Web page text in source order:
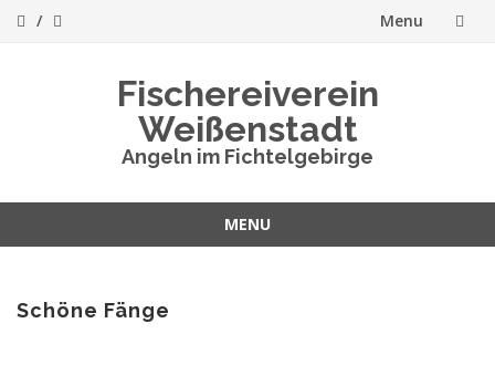
Menu
Fischereiverein
Weißenstadt
Angeln im Fichtelgebirge
MENU
content
Schöne Fänge